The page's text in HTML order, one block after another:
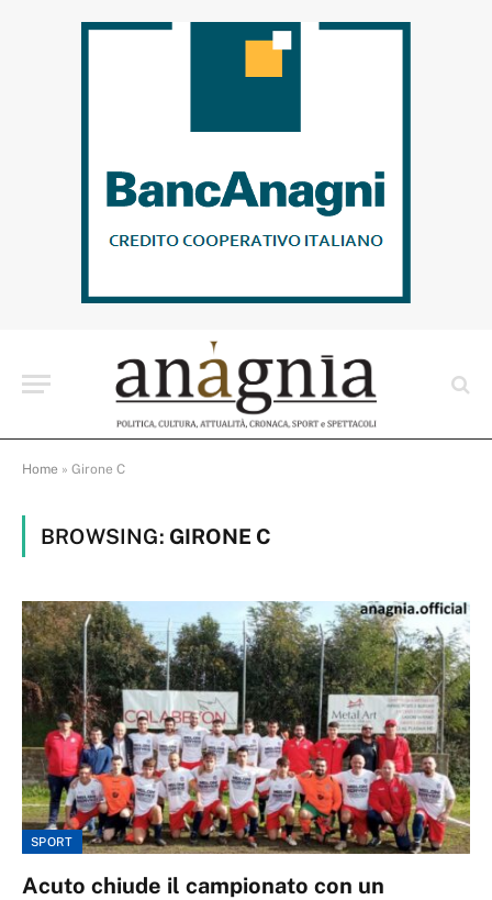
Home » Girone C
BROWSING: GIRONE C
SPORT
Acuto chiude il campionato con un